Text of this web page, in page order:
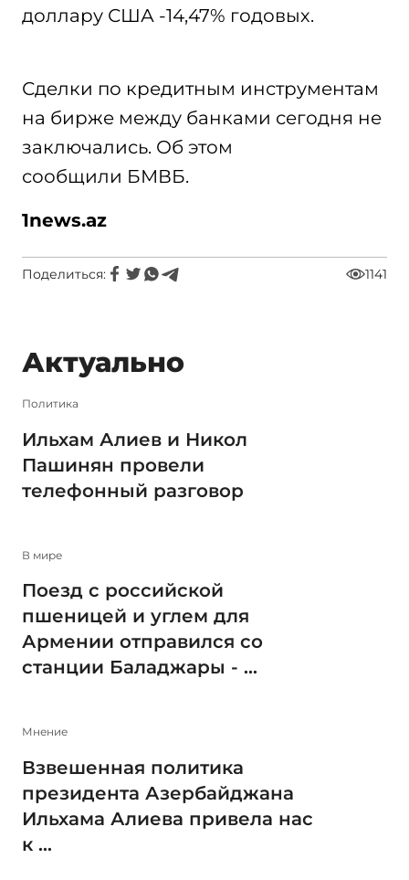
доллару США -14,47% годовых.
Сделки по кредитным инструментам
на бирже между банками сегодня не
заключались. Об этом
сообщили БМВБ.
1news.az
Поделиться: 1141
Актуально
Политика
Ильхам Алиев и Никол
Пашинян провели
телефонный разговор
В мире
Поезд с российской
пшеницей и углем для
Армении отправился со
станции Баладжары - ...
Мнение
Взвешенная политика
президента Азербайджана
Ильхама Алиева привела нас
к ...